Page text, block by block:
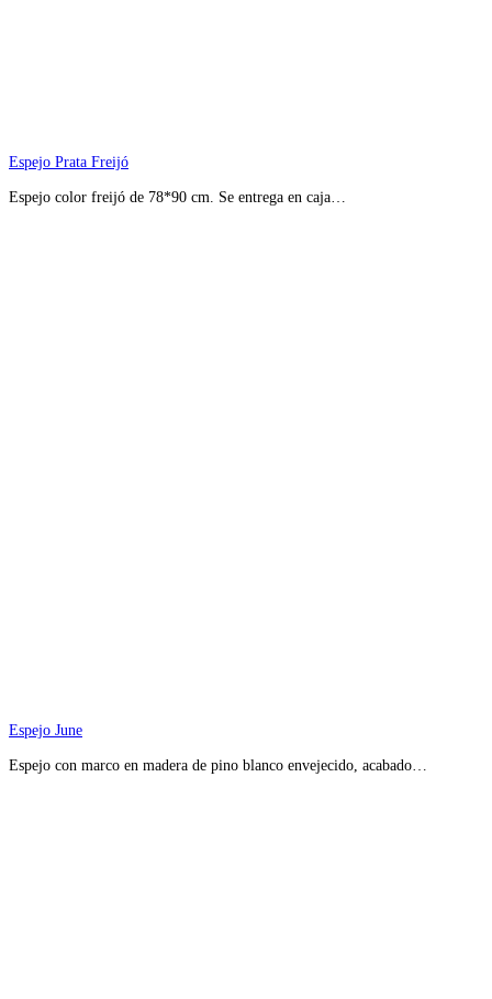
Espejo Prata Freijó
Espejo color freijó de 78*90 cm. Se entrega en caja…
Espejo June
Espejo con marco en madera de pino blanco envejecido, acabado…